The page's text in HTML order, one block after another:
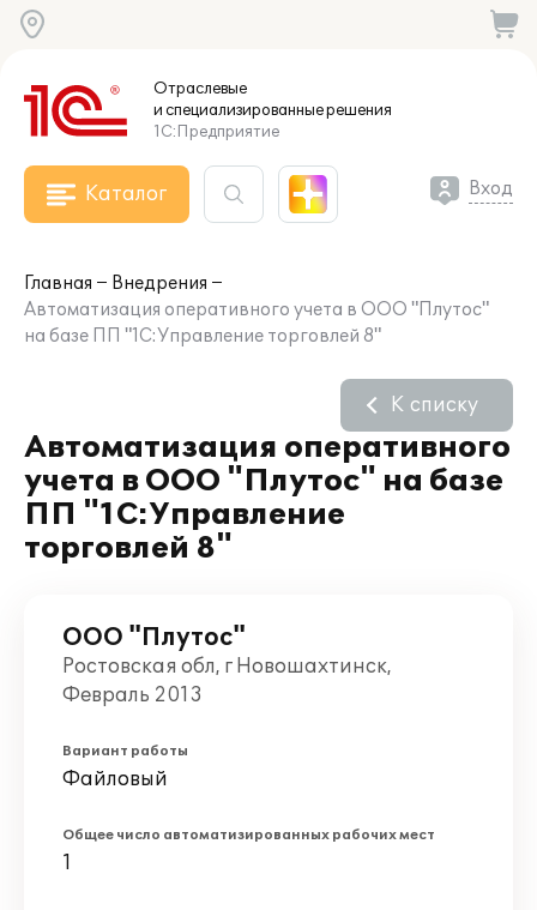
Отраслевые
и специализированныерешения
1С:Предприятие
Каталог Вход
Главная
Внедрения
Автоматизация оперативного учета в ООО "Плутос"
на базе ПП "1С:Управление торговлей 8"
Автоматизация оперативного
учета в ООО "Плутос" на базе
ПП "1С:Управление
торговлей 8"
К списку
ООО "Плутос"
Ростовская обл, г Новошахтинск,
Февраль 2013
Вариант работы
Файловый
Общее число автоматизированных рабочих мест
1